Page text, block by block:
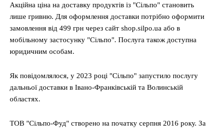
Акційна ціна на доставку продуктів із "Сільпо" становить
лише гривню. Для оформлення доставки потрібно оформити
замовлення від 499 грн через сайт shop.silpo.ua або в
мобільному застосунку "Сільпо". Послуга також доступна
юридичним особам.
Як повідомлялося, у 2023 році "Сільпо" запустило послугу
дальньої доставки в Івано-Франківській та Волинській
областях.
ТОВ "Сільпо-Фуд" створено на початку серпня 2016 року. За